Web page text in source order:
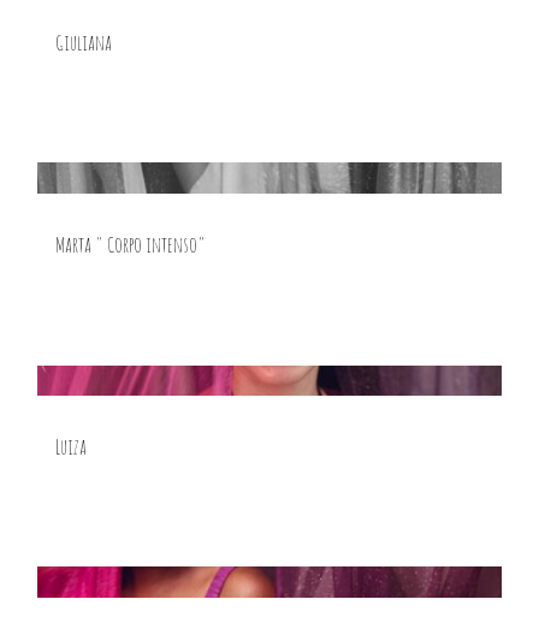
Giuliana
Marta " Corpo intenso"
Luiza